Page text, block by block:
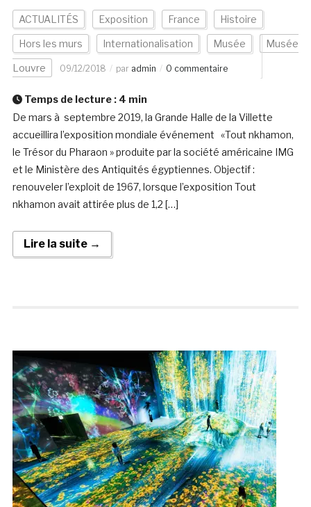
ACTUALITÉS Exposition France Histoire
Hors les murs Internationalisation Musée Musée
Louvre 09/12/2018 par admin 0 commentaire
Temps de lecture : 4 min
De mars à septembre 2019, la Grande Halle de la Villette
accueillira l’exposition mondiale événement «Tout nkhamon,
le Trésor du Pharaon » produite par la société américaine IMG
et le Ministère des Antiquités égyptiennes. Objectif :
renouveler l’exploit de 1967, lorsque l’exposition Tout
nkhamon avait attirée plus de 1,2 […]
Lire la suite →